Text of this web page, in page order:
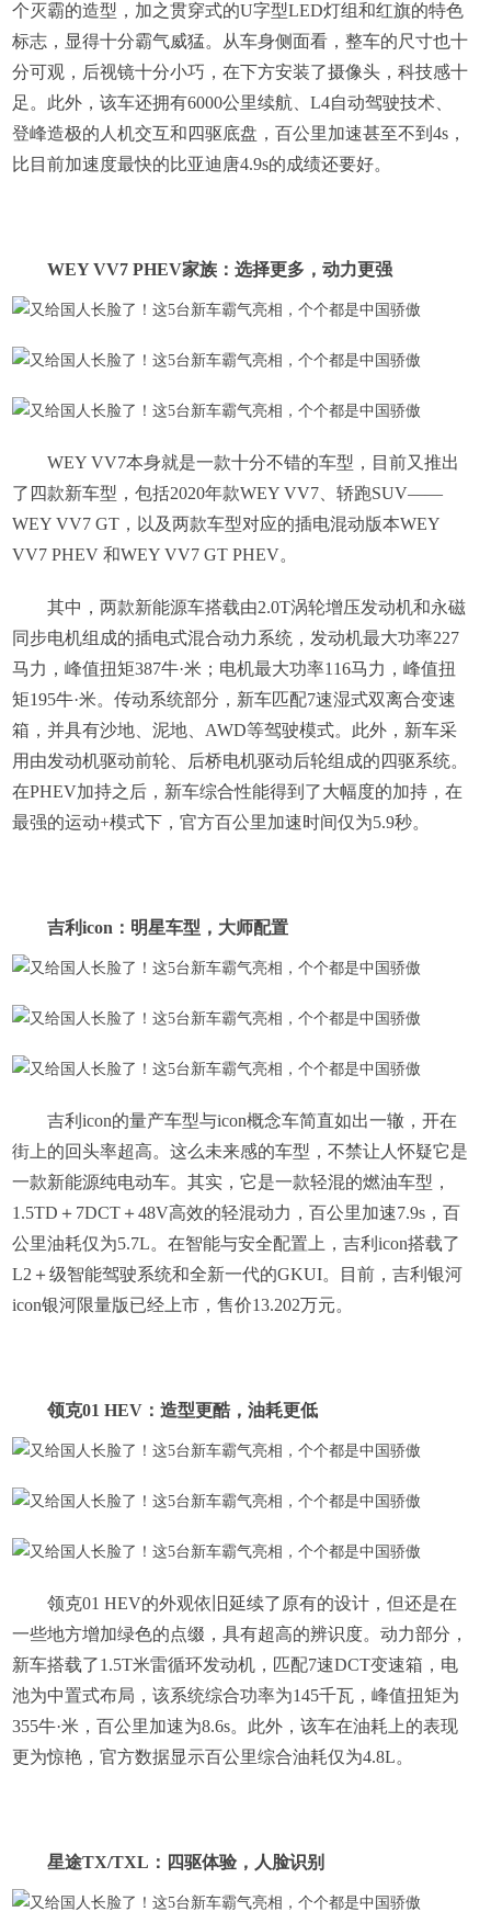
个灭霸的造型，加之贯穿式的U字型LED灯组和红旗的特色
标志，显得十分霸气威猛。从车身侧面看，整车的尺寸也十
分可观，后视镜十分小巧，在下方安装了摄像头，科技感十
足。此外，该车还拥有6000公里续航、L4自动驾驶技术、
登峰造极的人机交互和四驱底盘，百公里加速甚至不到4s，
比目前加速度最快的比亚迪唐4.9s的成绩还要好。
WEY VV7 PHEV家族：选择更多，动力更强
WEY VV7本身就是一款十分不错的车型，目前又推出
了四款新车型，包括2020年款WEY VV7、轿跑SUV——
WEY VV7 GT，以及两款车型对应的插电混动版本WEY
VV7 PHEV 和WEY VV7 GT PHEV。
其中，两款新能源车搭载由2.0T涡轮增压发动机和永磁
同步电机组成的插电式混合动力系统，发动机最大功率227
马力，峰值扭矩387牛·米；电机最大功率116马力，峰值扭
矩195牛·米。传动系统部分，新车匹配7速湿式双离合变速
箱，并具有沙地、泥地、AWD等驾驶模式。此外，新车采
用由发动机驱动前轮、后桥电机驱动后轮组成的四驱系统。
在PHEV加持之后，新车综合性能得到了大幅度的加持，在
最强的运动+模式下，官方百公里加速时间仅为5.9秒。
吉利icon：明星车型，大师配置
吉利icon的量产车型与icon概念车简直如出一辙，开在
街上的回头率超高。这么未来感的车型，不禁让人怀疑它是
一款新能源纯电动车。其实，它是一款轻混的燃油车型，
1.5TD＋7DCT＋48V高效的轻混动力，百公里加速7.9s，百
公里油耗仅为5.7L。在智能与安全配置上，吉利icon搭载了
L2＋级智能驾驶系统和全新一代的GKUI。目前，吉利银河
icon银河限量版已经上市，售价13.202万元。
领克01 HEV：造型更酷，油耗更低
领克01 HEV的外观依旧延续了原有的设计，但还是在
一些地方增加绿色的点缀，具有超高的辨识度。动力部分，
新车搭载了1.5T米雷循环发动机，匹配7速DCT变速箱，电
池为中置式布局，该系统综合功率为145千瓦，峰值扭矩为
355牛·米，百公里加速为8.6s。此外，该车在油耗上的表现
更为惊艳，官方数据显示百公里综合油耗仅为4.8L。
星途TX/TXL：四驱体验，人脸识别